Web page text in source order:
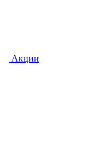
Акции